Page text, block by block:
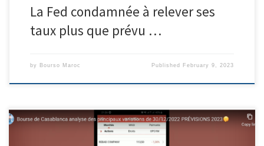
La Fed condamnée à relever ses
taux plus que prévu …
by Bourso Maroc Published February 9, 2023